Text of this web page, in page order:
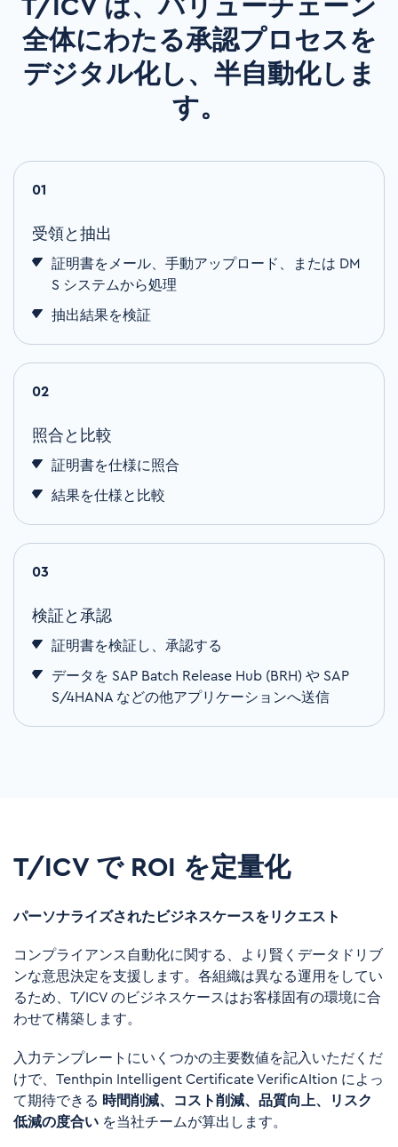
T/ICV は、バリューチェーン
全体にわたる承認プロセスを
デジタル化し、半自動化しま
す。
01
受領と抽出
証明書をメール、手動アップロード、または DM
S システムから処理
抽出結果を検証
02
照合と比較
証明書を仕様に照合
結果を仕様と比較
03
検証と承認
証明書を検証し、承認する
データを SAP Batch Release Hub (BRH) や SAP
S/4HANA などの他アプリケーションへ送信
T/ICV で ROI を定量化
パーソナライズされたビジネスケースをリクエスト
コンプライアンス自動化に関する、より賢くデータドリブ
ンな意思決定を支援します。各組織は異なる運用をしてい
るため、 T/ICV のビジネスケースはお客様固有の環境に合
わせて構築します。
入力テンプレートにいくつかの主要数値を記入いただくだ
けで、 Tenthpin Intelligent Certificate VerificAItion によっ
て期待できる 時間削減、コスト削減、品質向上、リスク
低減の度合い を当社チームが算出します。